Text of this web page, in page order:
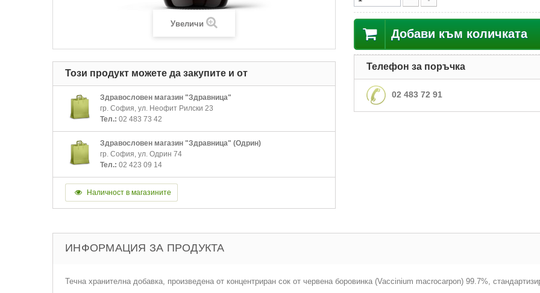
Увеличи
Този продукт можете да закупите и от
Здравословен магазин "Здравница"
гр. София, ул. Неофит Рилски 23
Тел.: 02 483 73 42
Здравословен магазин "Здравница" (Одрин)
гр. София, ул. Одрин 74
Тел.: 02 423 09 14
Наличност в магазините
Добави към количката
Телефон за поръчка
02 483 72 91
ИНФОРМАЦИЯ ЗА ПРОДУКТА
Течна хранителна добавка, произведена от концентриран сок от червена боровинка (Vaccinium macrocarpon) 99.7%,